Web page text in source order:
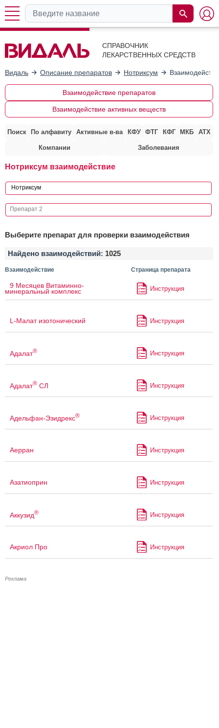
СПРАВОЧНИК
ЛЕКАРСТВЕННЫХ СРЕДСТВ
Видаль Описание препаратов Нотриксум
Взаимодействие препаратов
Взаимодействие активных веществ
Поиск По алфавиту Активные в-ва КФУ ФТГ КФГ МКБ АТХ
Компании Заболевания
Нотриксум взаимодействие
Выберите препарат для проверки взаимодействия
Найдено взаимодействий: 1025
Взаимодействие Страница препарата
9 Месяцев Витаминно-
минеральный комплекс Инструкция
L-Малат изотонический Инструкция
Адалат® Инструкция
Адалат® СЛ Инструкция
Адельфан-Эзидрекс® Инструкция
Аерран Инструкция
Азатиоприн Инструкция
Аккузид® Инструкция
Акриол Про Инструкция
Реклама